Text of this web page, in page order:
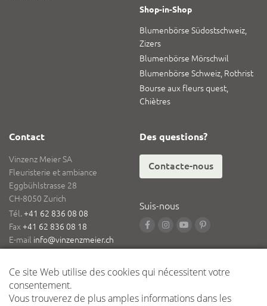
Shop-in-Shop
Blumenbörse Südostschweiz,
Zizers
Blumenbörse Mörschwil
Blumenbörse Schweiz, Rothrist
Bourse aux fleurs quest,
Chiètres
Contact
Vinzenz Meier SA
Fleuristerie et ambiance
Eggbühlstrasse 28
CH-8050 Zurich
Tél.+41 62 836 08 08
Fax +41 62 836 08 18
E-mail info@vinzenzmeier.ch
Logistique
Dépôt central Kleindöttingen
Des questions?
Contacte-nous
Suis-nous